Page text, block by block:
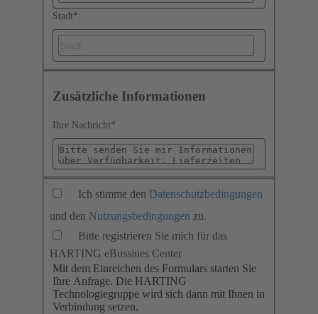
Stadt*
Zusätzliche Informationen
Ihre Nachricht*
Ich stimme den Datenschutzbedingungen
und den Nutzungsbedingungen zu.
Bitte registrieren Sie mich für das
HARTING eBussines Center
Mit dem Einreichen des Formulars starten Sie
Ihre Anfrage. Die HARTING
Technologiegruppe wird sich dann mit Ihnen in
Verbindung setzen.